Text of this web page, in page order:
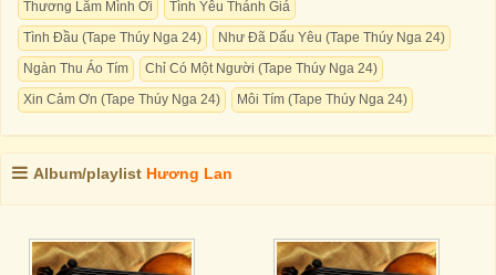
Thương Lắm Mình Ơi
Tình Yêu Thánh Giá
Tình Đầu (Tape Thúy Nga 24)
Như Đã Dấu Yêu (Tape Thúy Nga 24)
Ngàn Thu Áo Tím
Chỉ Có Một Người (Tape Thúy Nga 24)
Xin Cảm Ơn (Tape Thúy Nga 24)
Môi Tím (Tape Thúy Nga 24)
Album/playlist Hương Lan